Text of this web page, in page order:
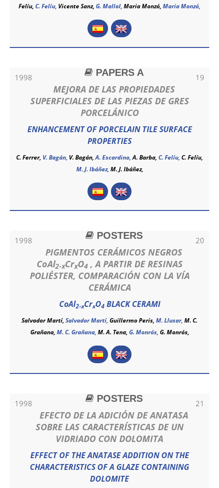
Felíu, C. Felíu, Vicente Sanz, G. Mallol, Maria Monzó, Maria Monzó,
1998 19
PAPERS A
MEJORA DE LAS PROPIEDADES
SUPERFICIALES DE LAS PIEZAS DE GRES
PORCELÁNICO
ENHANCEMENT OF PORCELAIN TILE SURFACE
PROPERTIES
C. Ferrer, V. Bagán, V. Bagán,A. Escardino,A. Barba, C. Felíu, C. Felíu,
M. J. Ibáñez, M. J. Ibáñez,
1998 20
POSTERS
PIGMENTOS CERÁMICOS NEGROS
CoAl2-xCrxO4, A PARTIR DE RESINAS
POLIÉSTER, COMPARACIÓN CON LA VÍA
CERÁMICA
CoAl2-xCrxO4BLACK CERAMI
Salvador Martí, Salvador Martí, Guillermo Peris, M. Llusar, M. C.
Grañana, M. C. Grañana, M. A. Tena, G. Monrós, G. Monrós,
1998 21
POSTERS
EFECTO DE LA ADICIÓN DE ANATASA
SOBRE LAS CARACTERÍSTICAS DE UN
VIDRIADO CON DOLOMITA
EFFECT OF THE ANATASE ADDITION ON THE
CHARACTERISTICS OF A GLAZE CONTAINING
DOLOMITE